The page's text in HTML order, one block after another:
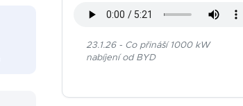
23.1.26 - Co přináší 1000 kW
nabíjení od BYD